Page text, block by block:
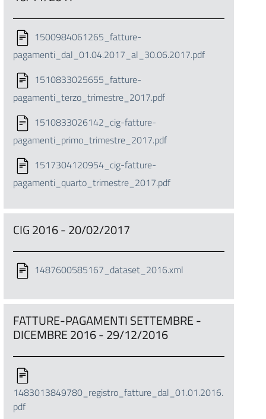
1500984061265_fatture-
pagamenti_dal_01.04.2017_al_30.06.2017.pdf
1510833025655_fatture-
pagamenti_terzo_trimestre_2017.pdf
1510833026142_cig-fatture-
pagamenti_primo_trimestre_2017.pdf
1517304120954_cig-fatture-
pagamenti_quarto_trimestre_2017.pdf
CIG 2016 - 20/02/2017
1487600585167_dataset_2016.xml
FATTURE-PAGAMENTI SETTEMBRE -
DICEMBRE 2016 - 29/12/2016
1483013849780_registro_fatture_dal_01.01.2016.
pdf